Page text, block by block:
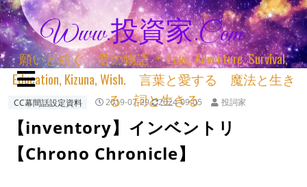
Www.投資家.com
願いと紡ぐ 君の物語 ＊ Love, Adventure, Survival,
Education, Kizuna, Wish. 言葉と愛する 魔法と生き
る 詞と生きる
CC幕間話設定資料 2019-07-29 2024-09-05 投詞家
【inventory】インベントリ
【Chrono Chronicle】